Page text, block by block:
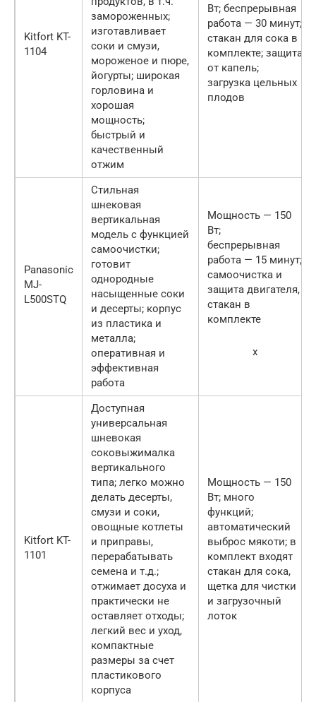
Kitfort KT-
1104
замороженных;
изготавливает
соки и смузи,
мороженое и пюре,
йогурты; широкая
горловина и
хорошая
мощность;
быстрый и
качественный
отжим
Вт; беспрерывная
работа — 30 минут;
стакан для сока в
комплекте; защита
от капель;
загрузка цельных
плодов
Panasonic
MJ-
L500STQ
Стильная
шнековая
вертикальная
модель с функцией
самоочистки;
готовит
однородные
насыщенные соки
и десерты; корпус
из пластика и
металла;
оперативная и
эффективная
работа
Мощность — 150
Вт;
беспрерывная
работа — 15 минут;
самоочистка и
защита двигателя,
стакан в
комплекте
x
Kitfort KT-
1101
Доступная
универсальная
шневокая
соковыжималка
вертикального
типа; легко можно
делать десерты,
смузи и соки,
овощные котлеты
и приправы,
перерабатывать
семена и т.д.;
отжимает досуха и
практически не
оставляет отходы;
легкий вес и уход,
компактные
размеры за счет
пластикового
корпуса
Мощность — 150
Вт; много
функций;
автоматический
выброс мякоти; в
комплект входят
стакан для сока,
щетка для чистки
и загрузочный
лоток